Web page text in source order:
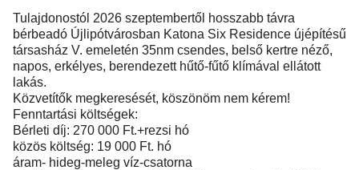
Tulajdonostól 2026 szeptembertől hosszabb távra
bérbeadó Újlipótvárosban Katona Six Residence újépítésű
társasház V. emeletén 35nm csendes, belső kertre néző,
napos, erkélyes, berendezett hűtő-fűtő klímával ellátott
lakás.
Közvetítők megkeresését, köszönöm nem kérem!
Fenntartási költségek:
Bérleti díj: 270 000 Ft.+rezsi hó
közös költség: 19 000 Ft. hó
áram- hideg-meleg víz-csatorna